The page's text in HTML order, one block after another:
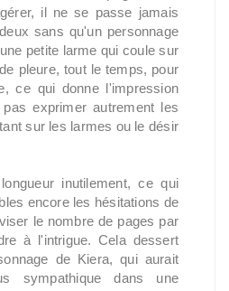
il ne se passe jamais
sans qu'un personnage
petite larme qui coule sur
pleure, tout le temps, pour
ce qui donne l'impression
exprimer autrement les
sur les larmes ou le désir
inutilement, ce qui
encore les hésitations de
le nombre de pages par
à l'intrigue. Cela dessert
de Kiera, qui aurait
sympathique dans une